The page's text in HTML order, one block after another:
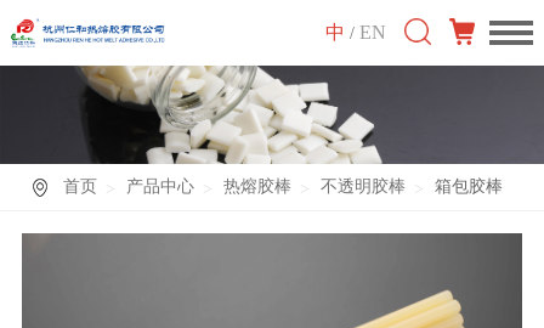
中 / EN
首页 产品中心 热熔胶棒 不透明胶棒 箱包胶棒